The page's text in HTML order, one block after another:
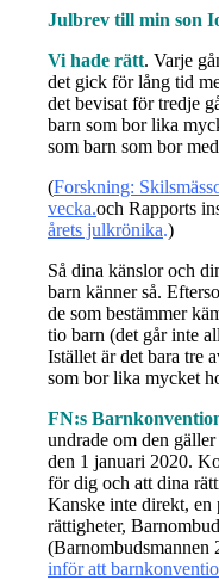
Julbrev till min son
Vi hade rätt. Varje
det gick för lång tid
det bevisat för tredje
barn som bor lika
som barn som bor
(Forskning:
vecka.och Rapports
årets julkrönika.)
Så dina känslor och
barn känner så.
de som bestämmer
tio barn (det går inte
Istället är det bara tre
som bor lika mycket
FN:s
undrade om den
den 1 januari 2020.
för dig och att dina
Kanske inte direkt, en
rättigheter,
(Barnombudsmannen
inför att